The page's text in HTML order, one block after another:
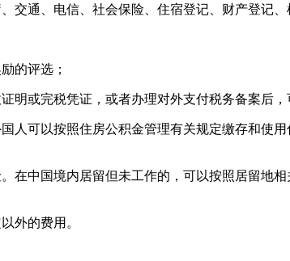
通、电信、社会保险、住宿登记、财产登记、
的评选；
或完税凭证，或者办理对外支付税务备案后，
可以按照住房公积金管理有关规定缴存和使
在中国境内居留但未工作的，可以按照居留地
外的费用。